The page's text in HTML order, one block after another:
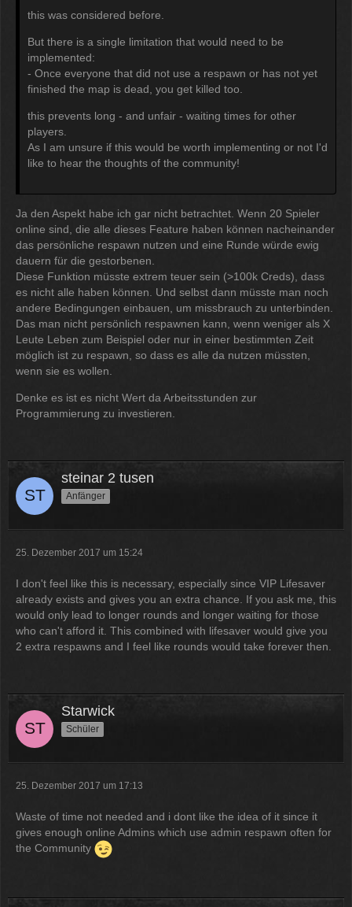
this was considered before.
But there is a single limitation that would need to be
implemented:
- Once everyone that did not use a respawn or has not yet
finished the map is dead, you get killed too.
this prevents long - and unfair - waiting times for other
players.
As I am unsure if this would be worth implementing or not I'd
like to hear the thoughts of the community!
Ja den Aspekt habe ich gar nicht betrachtet. Wenn 20 Spieler
online sind, die alle dieses Feature haben können nacheinander
das persönliche respawn nutzen und eine Runde würde ewig
dauern für die gestorbenen.
Diese Funktion müsste extrem teuer sein (>100k Creds), dass
es nicht alle haben können. Und selbst dann müsste man noch
andere Bedingungen einbauen, um missbrauch zu unterbinden.
Das man nicht persönlich respawnen kann, wenn weniger als X
Leute Leben zum Beispiel oder nur in einer bestimmten Zeit
möglich ist zu respawn, so dass es alle da nutzen müssten,
wenn sie es wollen.
Denke es ist es nicht Wert da Arbeitsstunden zur
Programmierung zu investieren.
steinar 2 tusen
Anfänger
25. Dezember 2017 um 15:24
I don't feel like this is necessary, especially since VIP Lifesaver
already exists and gives you an extra chance. If you ask me, this
would only lead to longer rounds and longer waiting for those
who can't afford it. This combined with lifesaver would give you
2 extra respawns and I feel like rounds would take forever then.
Starwick
Schüler
25. Dezember 2017 um 17:13
Waste of time not needed and i dont like the idea of it since it
gives enough online Admins which use admin respawn often for
the Community